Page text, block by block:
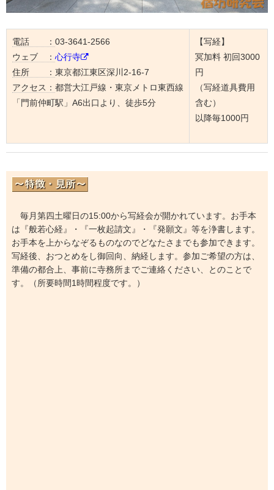
電話 ： 03-3641-2566
ウェブ ： 心行寺
住所 ： 東京都江東区深川2-16-7
アクセス： 都営大江戸線・東京メトロ東西線
「門前仲町駅」A6出口より、徒歩5分
【写経】
冥加料 初回3000
円
（写経道具費用
含む）
以降毎1000円
毎月第四土曜日の15:00から写経会が開かれています。お手本
は『般若心経』・『一枚起請文』・『発願文』等を浄書します。
お手本を上からなぞるものなのでどなたさまでも参加できます。
写経後、おつとめをし御回向、納経します。参加ご希望の方は、
準備の都合上、事前に寺務所までご連絡ください、とのことで
す。（所要時間1時間程度です。）